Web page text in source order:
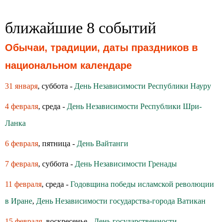
ближайшие 8 событий
Обычаи, традиции, даты праздников в
национальном календаре
31 января, суббота - День Независимости Республики Науру
4 февраля, среда - День Независимости Республики Шри-
Ланка
6 февраля, пятница - День Вайтанги
7 февраля, суббота - День Независимости Гренады
11 февраля, среда - Годовщина победы исламской революции
в Иране, День Независимости государства-города Ватикан